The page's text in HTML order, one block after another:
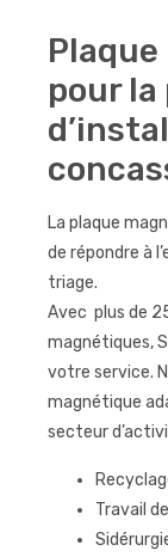
pour
La plaque
de répondre à
triage.
Avec plus de
magnétiques,
votre service.
magnétique
secteur
Travail